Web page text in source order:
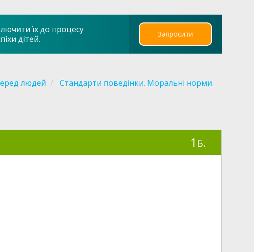
їх до процесу
дітей.
Запросити
людей Стандарти поведінки. Моральні норми
1 Б.